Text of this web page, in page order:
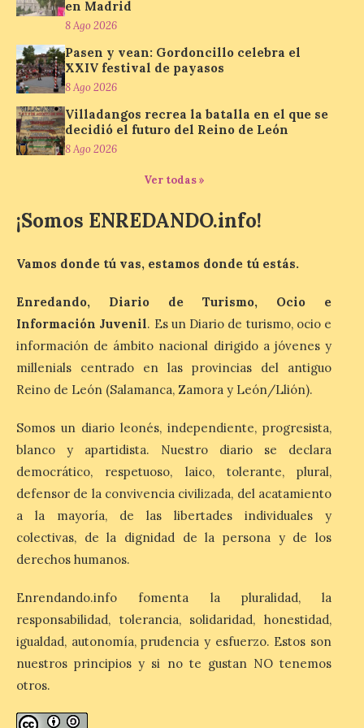
nos envía la décimo […]
Los minerales y sus usos
más comunes centran la
nueva exposición del
Museo de la Siderurgia y
la Minería de Sabero
La exposición que se
inaugurará el sábado día 8
media de la mañana,
durante la ‘Feria de
León’, podrá visitarse hasta finales del
mes de noviembre, con […]
La Bañeza inicia sus
fiestas con el pregón a
Matilla
8 Ago 2026
El Ayuntamiento de La
Bañeza designa a Arturo
Martínez Matilla como
pregonero de las Fiestas
2026. Tendrá lugar este
comunicador astorgano Arturo Martínez
Matilla, […]
La I Feria de la Cerveza
Artesana de Astorga
arranca con una gran
en Madrid
8 Ago 2026
Pasen y vean: Gordoncillo celebra el
XXIV festival de payasos
8 Ago 2026
Villadangos recrea la batalla en el que se
decidió el futuro del Reino de León
8 Ago 2026
Ver todas »
¡Somos ENREDANDO.info!
Vamos donde tú vas, estamos donde tú estás.
Enredando, Diario de Turismo, Ocio e
Información Juvenil. Es un Diario de turismo, ocio e
información de ámbito nacional dirigido a jóvenes y
millenials centrado en las provincias del antiguo
Reino de León (Salamanca, Zamora y León/Llión).
Somos un diario leonés, independiente, progresista,
blanco y apartidista. Nuestro diario se declara
democrático, respetuoso, laico, tolerante, plural,
defensor de la convivencia civilizada, del acatamiento
a la mayoría, de las libertades individuales y
colectivas, de la dignidad de la persona y de los
derechos humanos.
Enrendando.info fomenta la pluralidad, la
responsabilidad, tolerancia, solidaridad, honestidad,
igualdad, autonomía, prudencia y esfuerzo. Estos son
nuestros principios y si no te gustan NO tenemos
otros.